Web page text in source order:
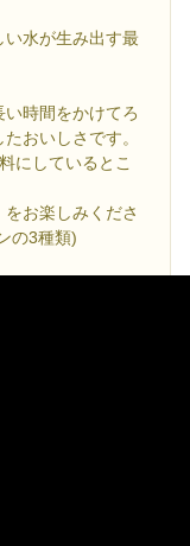
水が生み出す最
時間をかけてろ
おいしさです。
にしているとこ
お楽しみくださ
の3種類)